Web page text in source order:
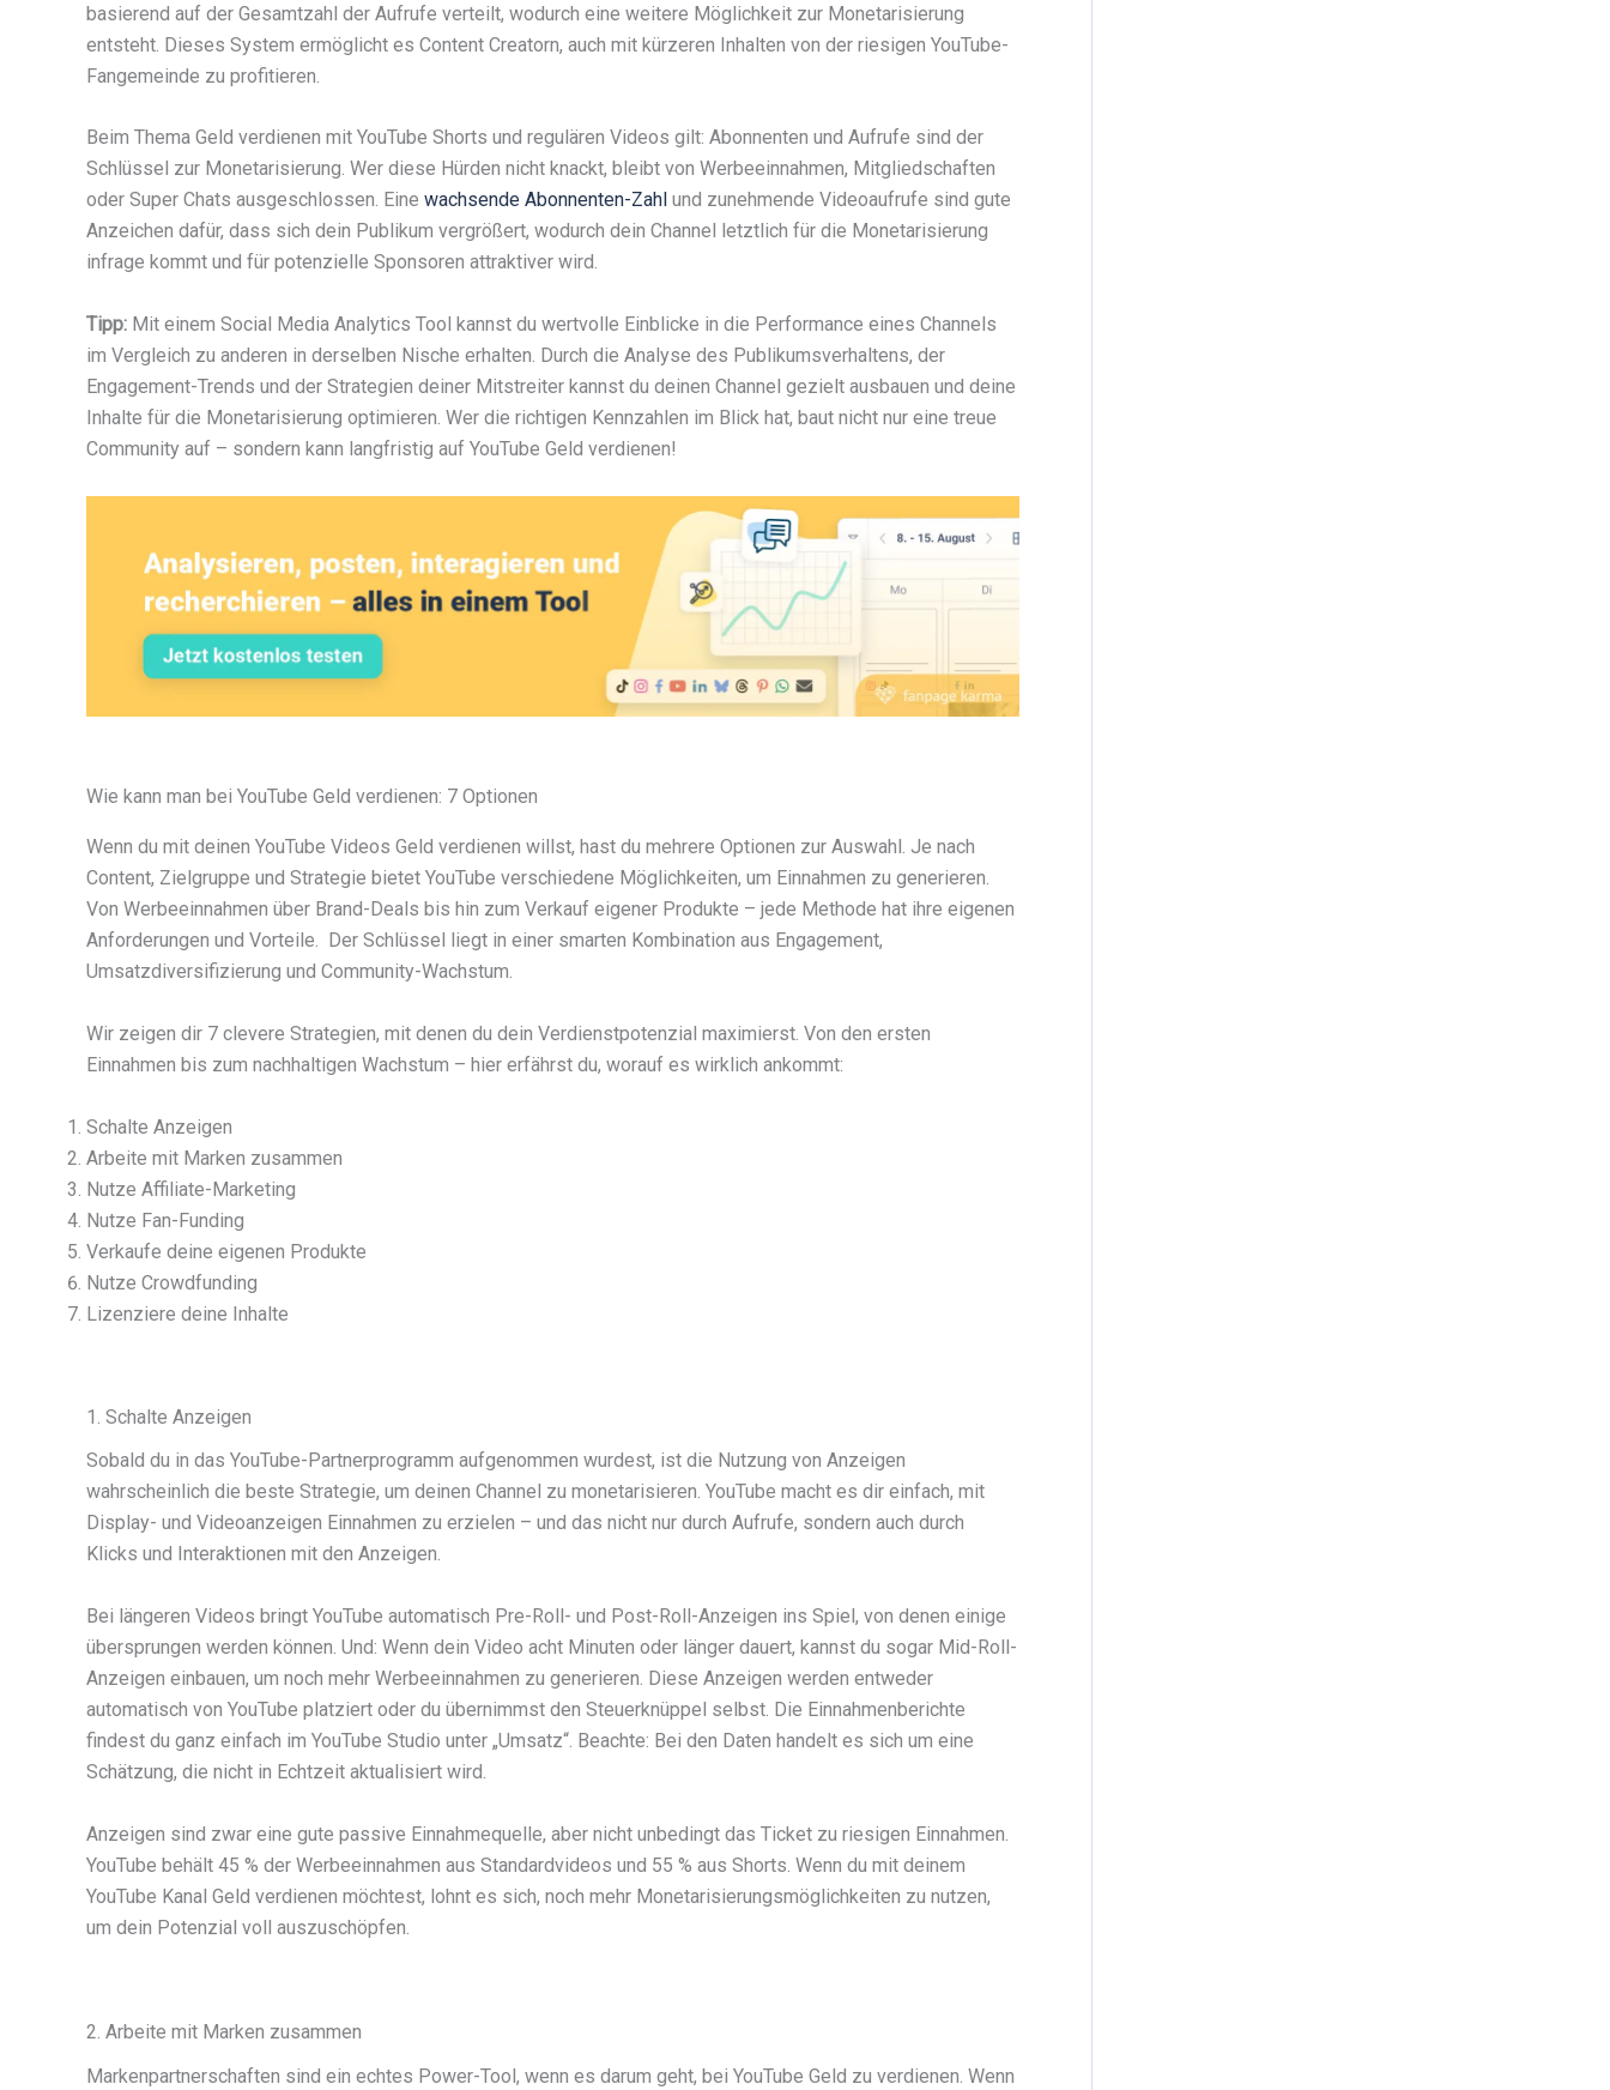
basierend auf der Gesamtzahl der Aufrufe verteilt, wodurch eine weitere Möglichkeit zur Monetarisierung
entsteht. Dieses System ermöglicht es Content Creatorn, auch mit kürzeren Inhalten von der riesigen YouTube-
Fangemeinde zu profitieren.
Beim Thema Geld verdienen mit YouTube Shorts und regulären Videos gilt: Abonnenten und Aufrufe sind der
Schlüssel zur Monetarisierung. Wer diese Hürden nicht knackt, bleibt von Werbeeinnahmen, Mitgliedschaften
oder Super Chats ausgeschlossen. Eine wachsende Abonnenten-Zahl und zunehmende Videoaufrufe sind gute
Anzeichen dafür, dass sich dein Publikum vergrößert, wodurch dein Channel letztlich für die Monetarisierung
infrage kommt und für potenzielle Sponsoren attraktiver wird.
Tipp: Mit einem Social Media Analytics Tool kannst du wertvolle Einblicke in die Performance eines Channels
im Vergleich zu anderen in derselben Nische erhalten. Durch die Analyse des Publikumsverhaltens, der
Engagement-Trends und der Strategien deiner Mitstreiter kannst du deinen Channel gezielt ausbauen und deine
Inhalte für die Monetarisierung optimieren. Wer die richtigen Kennzahlen im Blick hat, baut nicht nur eine treue
Community auf – sondern kann langfristig auf YouTube Geld verdienen!
Wie kann man bei YouTube Geld verdienen: 7 Optionen
Wenn du mit deinen YouTube Videos Geld verdienen willst, hast du mehrere Optionen zur Auswahl. Je nach
Content, Zielgruppe und Strategie bietet YouTube verschiedene Möglichkeiten, um Einnahmen zu generieren.
Von Werbeeinnahmen über Brand-Deals bis hin zum Verkauf eigener Produkte – jede Methode hat ihre eigenen
Anforderungen und Vorteile. Der Schlüssel liegt in einer smarten Kombination aus Engagement,
Umsatzdiversifizierung und Community-Wachstum.
Wir zeigen dir 7 clevere Strategien, mit denen du dein Verdienstpotenzial maximierst. Von den ersten
Einnahmen bis zum nachhaltigen Wachstum – hier erfährst du, worauf es wirklich ankommt:
Schalte Anzeigen
Arbeite mit Marken zusammen
Nutze Affiliate-Marketing
Nutze Fan-Funding
Verkaufe deine eigenen Produkte
Nutze Crowdfunding
Lizenziere deine Inhalte
1. Schalte Anzeigen
Sobald du in das YouTube-Partnerprogramm aufgenommen wurdest, ist die Nutzung von Anzeigen
wahrscheinlich die beste Strategie, um deinen Channel zu monetarisieren. YouTube macht es dir einfach, mit
Display- und Videoanzeigen Einnahmen zu erzielen – und das nicht nur durch Aufrufe, sondern auch durch
Klicks und Interaktionen mit den Anzeigen.
Bei längeren Videos bringt YouTube automatisch Pre-Roll- und Post-Roll-Anzeigen ins Spiel, von denen einige
übersprungen werden können. Und: Wenn dein Video acht Minuten oder länger dauert, kannst du sogar Mid-Roll-
Anzeigen einbauen, um noch mehr Werbeeinnahmen zu generieren. Diese Anzeigen werden entweder
automatisch von YouTube platziert oder du übernimmst den Steuerknüppel selbst. Die Einnahmenberichte
findest du ganz einfach im YouTube Studio unter „Umsatz“. Beachte: Bei den Daten handelt es sich um eine
Schätzung, die nicht in Echtzeit aktualisiert wird.
Anzeigen sind zwar eine gute passive Einnahmequelle, aber nicht unbedingt das Ticket zu riesigen Einnahmen.
YouTube behält 45 % der Werbeeinnahmen aus Standardvideos und 55 % aus Shorts. Wenn du mit deinem
YouTube Kanal Geld verdienen möchtest, lohnt es sich, noch mehr Monetarisierungsmöglichkeiten zu nutzen,
um dein Potenzial voll auszuschöpfen.
2. Arbeite mit Marken zusammen
Markenpartnerschaften sind ein echtes Power-Tool, wenn es darum geht, bei YouTube Geld zu verdienen. Wenn